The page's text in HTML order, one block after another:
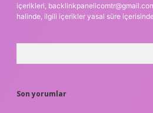
içerikleri,
halinde, ilgili içerikler yasal süre
Son yorumlar